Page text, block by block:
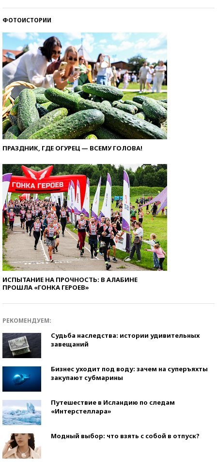
ФОТОИСТОРИИ
ПРАЗДНИК, ГДЕ ОГУРЕЦ — ВСЕМУ ГОЛОВА!
ИСПЫТАНИЕ НА ПРОЧНОСТЬ: В АЛАБИНЕ
ПРОШЛА «ГОНКА ГЕРОЕВ»
РЕКОМЕНДУЕМ:
Судьба наследства: истории удивительных
завещаний
Бизнес уходит под воду: зачем на суперъяхты
закупают субмарины
Путешествие в Исландию по следам
«Интерстеллара»
Модный выбор: что взять с собой в отпуск?